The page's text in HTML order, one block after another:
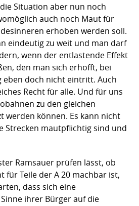
Situation aber nun noch
auch noch Maut für
erhoben werden soll.
eindeutig zu weit und man darf
wenn der entlastende Effekt
den man sich erhofft, bei
doch nicht eintritt. Auch
Recht für alle. Und für uns
zu den gleichen
werden können. Es kann nicht
Strecken mautpflichtig sind und
Ramsauer prüfen lässt, ob
für Teile der A 20 machbar ist,
dass sich eine
ihrer Bürger auf die